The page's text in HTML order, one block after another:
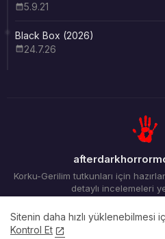
5.9.21
Black Box (2026)
24.7.26
Korku-Gerilim tutkunları için
detaylı incelemeleri
Sitenin daha hızlı yüklenebilmesi
Kontrol Et